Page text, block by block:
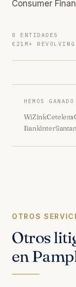
Consumer
8 ENTIDADES
€21M+ REVOLVING
HEMOS
WiZinkCetelem
Bankinter
OTROS
Otros
en